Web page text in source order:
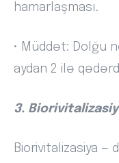
hamarlaşması.
• Müddət: Dolğu
aydan 2 ilə
3.
Biorivitalizasiya —